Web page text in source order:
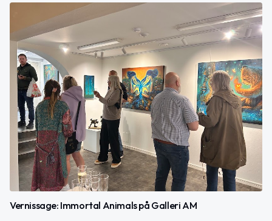
Vernissage: Immortal Animals på Galleri AM